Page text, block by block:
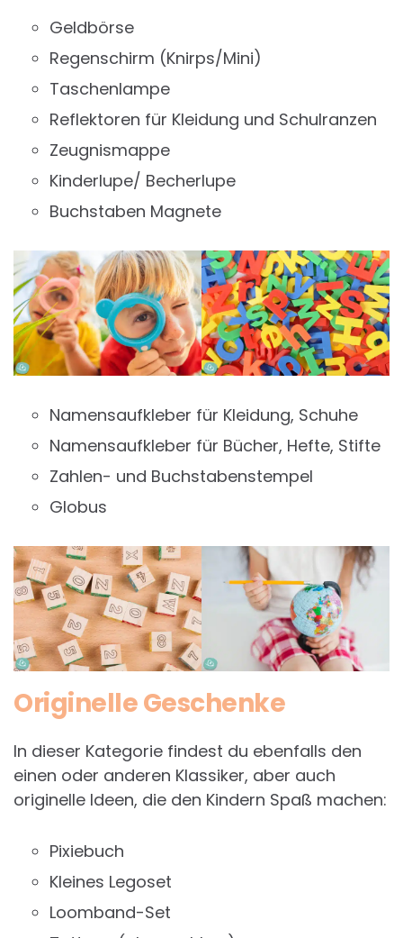
Geldbörse
Regenschirm (Knirps/Mini)
Taschenlampe
Reflektoren für Kleidung und Schulranzen
Zeugnismappe
Kinderlupe/ Becherlupe
Buchstaben Magnete
Namensaufkleber für Kleidung, Schuhe
Namensaufkleber für Bücher, Hefte, Stifte
Zahlen- und Buchstabenstempel
Globus
Originelle Geschenke
In dieser Kategorie findest du ebenfalls den
einen oder anderen Klassiker, aber auch
originelle Ideen, die den Kindern Spaß machen:
Pixiebuch
Kleines Legoset
Loomband-Set